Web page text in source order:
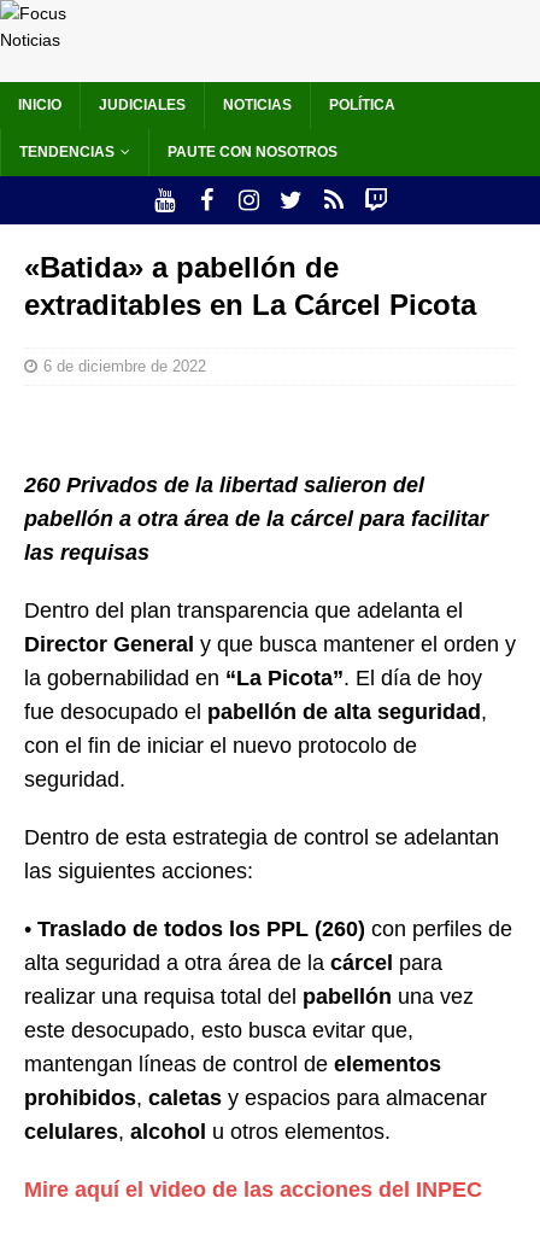
INICIO JUDICIALES NOTICIAS POLÍTICA
TENDENCIAS PAUTE CON NOSOTROS
«Batida» a pabellón de
extraditables en La Cárcel Picota
6 de diciembre de 2022
260 Privados de la libertad salieron del
pabellón a otra área de la cárcel para facilitar
las requisas
Dentro del plan transparencia que adelanta el
Director General y que busca mantener el orden y
la gobernabilidad en “La Picota”. El día de hoy
fue desocupado el pabellón de alta seguridad ,
con el fin de iniciar el nuevo protocolo de
seguridad.
Dentro de esta estrategia de control se adelantan
las siguientes acciones:
• Traslado de todos los PPL (260) con perfiles de
alta seguridad a otra área de la cárcel para
realizar una requisa total del pabellón una vez
este desocupado, esto busca evitar que,
mantengan líneas de control de elementos
prohibidos, caletas y espacios para almacenar
celulares, alcohol u otros elementos.
Mire aquí el video de las acciones del INPEC